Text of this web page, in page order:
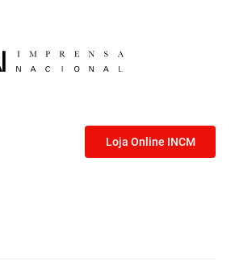
Loja Online INCM